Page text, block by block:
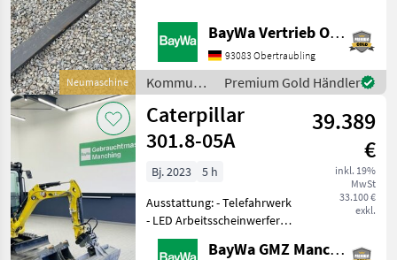
Neumaschine
Kommunalgeräte
BayWa Vertrieb Obertraubling
93083 Obertraubling
Kommunalgeräte
/
Caterpillar
Premium Gold Händler
Caterpillar
301.8-05A
39.389
€
inkl. 19%
MwSt
33.100 €
exkl.
Bj. 2023
5 h
Ausstattung: - Telefahrwerk
- LED Arbeitsscheinwerfer-
Kinshofer MS 01
Schnellwechsler - 3.
BayWa GMZ Manching